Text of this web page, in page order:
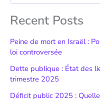
Recent Posts
Peine de mort en Israël :
loi controversée
Dette publique : État des
trimestre 2025
Déficit public 2025 :